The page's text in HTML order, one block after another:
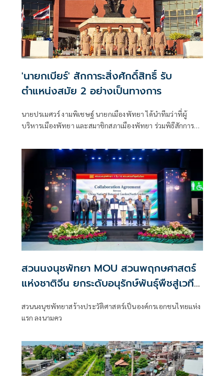
'นายกเบียร์' สักการะสิ่งศักดิ์สิทธิ์ รับ
ตำแหน่งสมัย 2 อย่างเป็นทางการ
นายปรเมศวร์ งามพิเชษฐ์ นายกเมืองพัทยา ได้นำทีมว่าที่ผู้
บริหารเมืองพัทยา และสมาชิกสภาเมืองพัทยา ร่วมพิธีสักการะ
สวนนงนุชพัทยา MOU สวนพฤกษศาสตร์
แห่งชาติจีน ยกระดับอนุรักษ์พันธุ์พืชสู่เวที
สวนนงนุชพัทยาสร้างประวัติศาสตร์เป็นองค์กรเอกชนไทยแห่ง
แรก ลงนามคว